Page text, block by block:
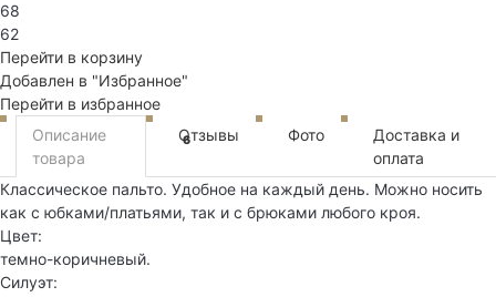
68
62
Перейти в корзину
Добавлен в "Избранное"
Перейти в избранное
Описание
товара
Отзывы
6 Фото
Доставка и
оплата
Классическое пальто. Удобное на каждый день. Можно носить
как с юбками/платьями, так и с брюками любого кроя.
Цвет:
темно-коричневый.
Силуэт: